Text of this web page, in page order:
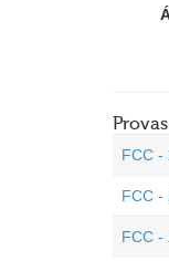
FCC -
FCC -
FCC -